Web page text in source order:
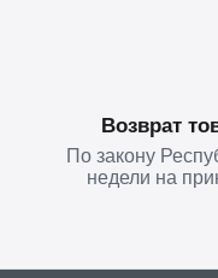
Возврат
По закону
недели на